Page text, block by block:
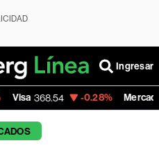
Ingresar
-0.28% MercadoLibre